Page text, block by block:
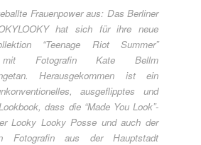
Frauenpower aus: Das Berliner
hat sich für ihre neue
“Teenage Riot Summer”
Fotografin Kate Bellm
Herausgekommen ist ein
ausgeflipptes und
dass die “Made You Look”-
Looky Looky Posse und auch der
Fotografin aus der Hauptstadt